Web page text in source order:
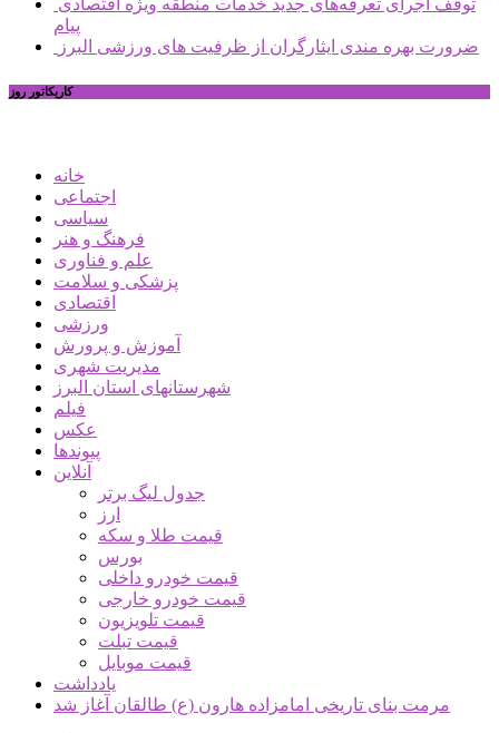
پیام
ضرورت بهره مندی ایثارگران از ظرفیت های ورزشی البرز
کاریکاتور روز
خانه
اجتماعی
سیاسی
فرهنگ و هنر
علم و فناوری
پزشکی و سلامت
اقتصادی
ورزشی
آموزش و پرورش
مدیریت شهری
شهرستانهای استان البرز
فیلم
عکس
پیوندها
آنلاین
جدول لیگ برتر
ارز
قیمت طلا و سکه
بورس
قیمت خودرو داخلی
قیمت خودرو خارجی
قیمت تلویزیون
قیمت تبلت
قیمت موبایل
یادداشت
مرمت بنای تاریخی امامزاده هارون (ع) طالقان آغاز شد